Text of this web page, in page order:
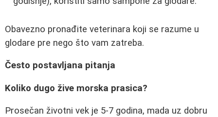
Obavezno pronađite veterinara koji se razume u
glodare pre nego što vam zatreba.
Često postavljana pitanja
Koliko dugo žive morska prasica?
Prosečan životni vek je 5-7 godina, mada uz dobru